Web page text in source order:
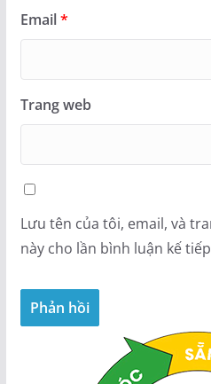
Email*
Trang web
Lưu tên của tôi, email, và
này cho lần bình luận kế